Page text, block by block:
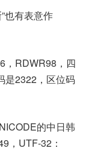
也有表意作
，RDWR98，四
是2322，区位码
的中日韩
，UTF-32：